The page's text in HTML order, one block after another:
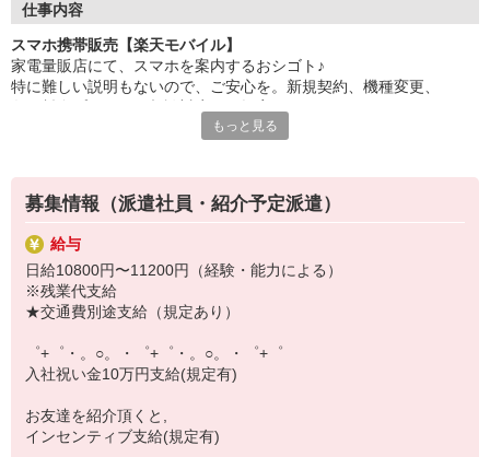
特別割引価格でご利用可能☆☆
お得に過ごしたいあなたの味方です♪
【選べるお仕事いろいろ】
事務、経理、データ入力、コールセンター、受付
▼工場・製造・軽作業系
機械/食品製造・梱包・仕分け・加工・組立・検査
▼美容系
眉毛サロンのアイブロウ・ネイリスト・エステ
▼営業・販売
法人営業・アパレル販売・個別指導塾・人材紹介
▼人気案件も多数♪
短期・期間限定・オープニング・官公庁案件
上場/優良/大手企業など
【スマホ面接実施中】
￣￣￣￣￣￣￣￣￣
自宅に居ながらスマホでカンタン面接OK！
仕事内容
スマホ携帯販売【楽天モバイル】
家電量販店にて、スマホを案内するおシゴト♪
特に難しい説明もないので、ご安心を。新規契約、機種変更、
満足度◎
■携帯やインターネット販売業務
docomo(ドコモ)/au(エーユー)・KDDI/softbank(ソフトバンク)など
の大手キャリアから
ワイモバイル(Y!mobille)、楽天モバイル、UQなど格安スマホまで幅
広く紹介可能♪
もっと見る
募集情報（派遣社員・紹介予定派遣）
給与
日給10800円〜11200円（経験・能力による）
※残業代支給
★交通費別途支給（規定あり）
゜+゜・。○。・゜+゜・。○。・゜+゜
入社祝い金10万円支給(規定有)
お友達を紹介頂くと,
インセンティブ支給(規定有)